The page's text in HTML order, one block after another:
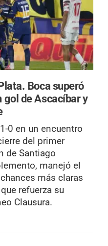
Boca superó
gol de Ascacíbar y
0 en un encuentro
del primer
de Santiago
manejó el
más claras
refuerza su
Clausura.